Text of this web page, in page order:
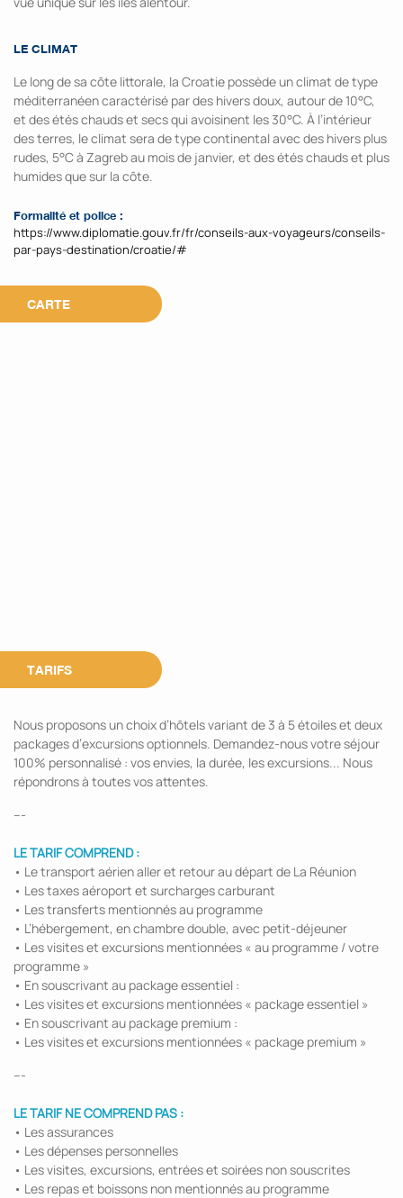
LE CLIMAT
Le long de sa côte littorale, la Croatie possède un climat de type
méditerranéen caractérisé par des hivers doux, autour de 10°C,
et des étés chauds et secs qui avoisinent les 30°C. À l’intérieur
des terres, le climat sera de type continental avec des hivers plus
rudes, 5°C à Zagreb au mois de janvier, et des étés chauds et plus
humides que sur la côte.
Formalité et police :
https://www.diplomatie.gouv.fr/fr/conseils-aux-voyageurs/conseils-
par-pays-destination/croatie/#
CARTE
TARIFS
Nous proposons un choix d’hôtels variant de 3 à 5 étoiles et deux
packages d’excursions optionnels. Demandez-nous votre séjour
100% personnalisé : vos envies, la durée, les excursions... Nous
répondrons à toutes vos attentes.
---
LE TARIF COMPREND :
• Le transport aérien aller et retour au départ de La Réunion
• Les taxes aéroport et surcharges carburant
• Les transferts mentionnés au programme
• L’hébergement, en chambre double, avec petit-déjeuner
• Les visites et excursions mentionnées « au programme / votre
programme »
• En souscrivant au package essentiel :
• Les visites et excursions mentionnées « package essentiel »
• En souscrivant au package premium :
• Les visites et excursions mentionnées « package premium »
---
LE TARIF NE COMPREND PAS :
• Les assurances
• Les dépenses personnelles
• Les visites, excursions, entrées et soirées non souscrites
• Les repas et boissons non mentionnés au programme